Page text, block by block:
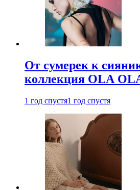
От сумерек к
коллекция OLA
1 год спустя1 год спустя